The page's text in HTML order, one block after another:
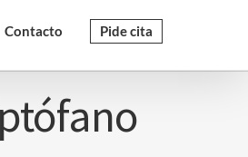
Contacto Pide cita